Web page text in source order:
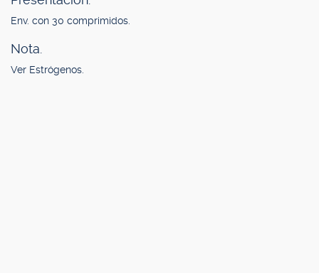
Env. con 30 comprimidos.
Nota.
Ver Estrógenos.